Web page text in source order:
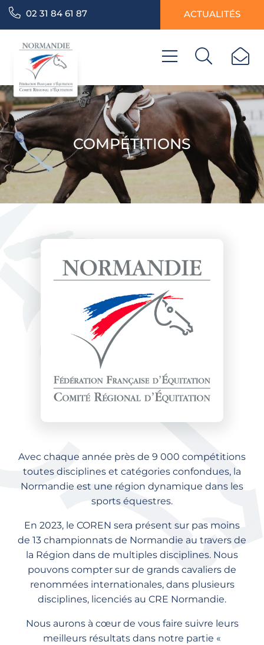
02 31 84 61 87 ACTUALITÉS
COMPÉTITIONS
Avec chaque année près de 9 000 compétitions
toutes disciplines et catégories confondues, la
Normandie est une région dynamique dans les
sports équestres.
En 2023, le COREN sera présent sur pas moins
de 13 championnats de Normandie au travers de
la Région dans de multiples disciplines. Nous
pouvons compter sur de grands cavaliers de
renommées internationales, dans plusieurs
disciplines, licenciés au CRE Normandie.
Nous aurons à cœur de vous faire suivre leurs
meilleurs résultats dans notre partie «